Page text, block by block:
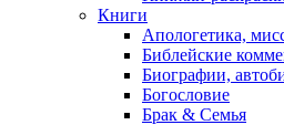
Книги
Апологетика,
Библейские
Биографии,
Богословие
Брак & Семья